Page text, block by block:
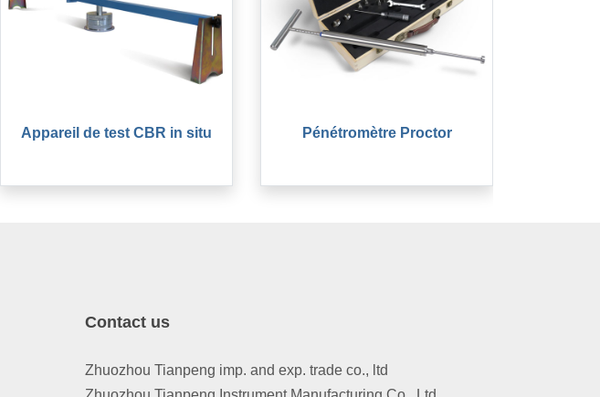
Appareil de test CBR in situ Pénétromètre Proctor
Contact us
Zhuozhou Tianpeng imp. and exp. trade co., ltd